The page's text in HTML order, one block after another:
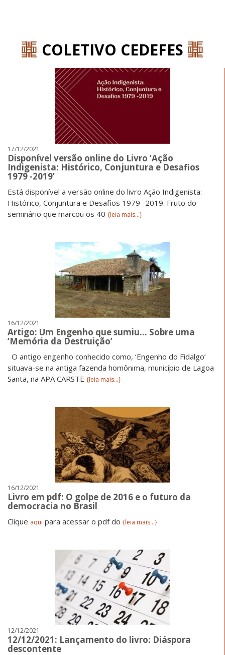
COLETIVO CEDEFES
17/12/2021
Disponível versão online do Livro ‘Ação
Indigenista: Histórico, Conjuntura e Desafios
1979 -2019’
Está disponível a versão online do livro Ação Indigenista:
Histórico, Conjuntura e Desafios 1979 -2019. Fruto do
seminário que marcou os 40 {leia mais...}
16/12/2021
Artigo: Um Engenho que sumiu… Sobre uma
‘Memória da Destruição’
O antigo engenho conhecido como, ‘Engenho do Fidalgo’
situava-se na antiga fazenda homônima, município de Lagoa
Santa, na APA CARSTE {leia mais...}
16/12/2021
Livro em pdf: O golpe de 2016 e o futuro da
democracia no Brasil
Clique aqui para acessar o pdf do {leia mais...}
12/12/2021
12/12/2021: Lançamento do livro: Diáspora
descontente